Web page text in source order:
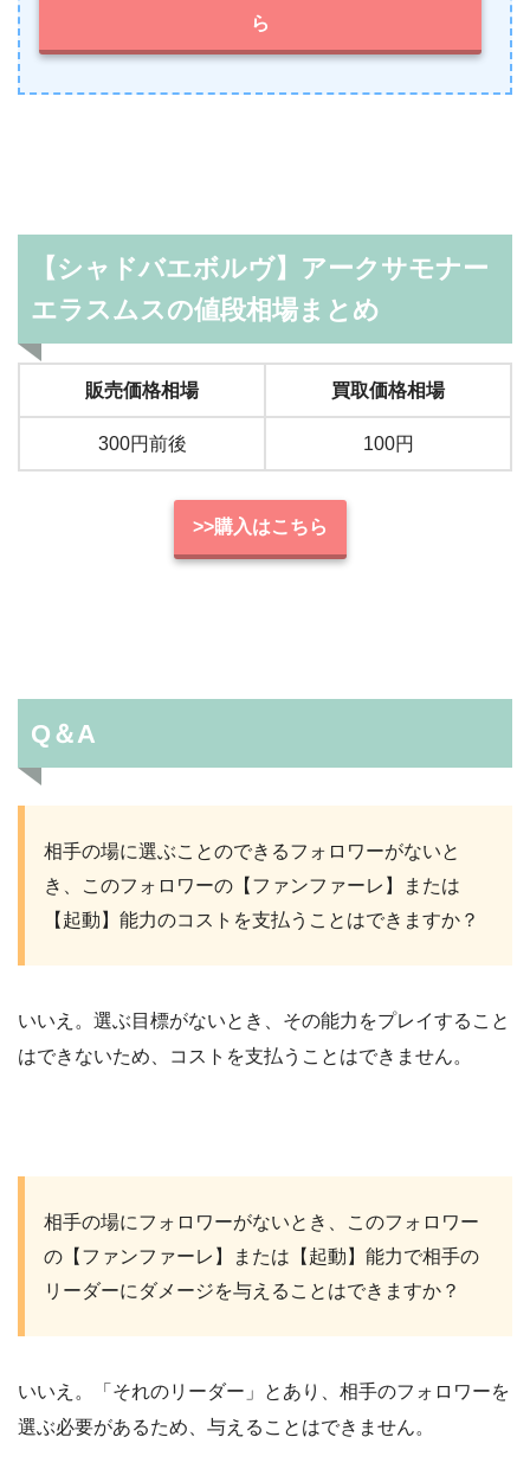
ら
【シャドバエボルヴ】アークサモナー
エラスムスの値段相場まとめ
販売価格相場 買取価格相場
300円前後 100円
>>購入はこちら
Q＆A
相手の場に選ぶことのできるフォロワーがないと
き、このフォロワーの【ファンファーレ】または
【起動】能力のコストを支払うことはできますか？
いいえ。選ぶ目標がないとき、その能力をプレイすること
はできないため、コストを支払うことはできません。
相手の場にフォロワーがないとき、このフォロワー
の【ファンファーレ】または【起動】能力で相手の
リーダーにダメージを与えることはできますか？
いいえ。「それのリーダー」とあり、相手のフォロワーを
選ぶ必要があるため、与えることはできません。